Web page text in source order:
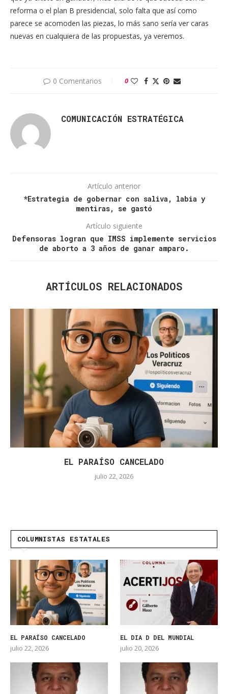
reforma o el plan B presidencial, solo falta que así como
parece se acomoden las piezas, lo más sano sería ver caras
nuevas en cualquiera de las propuestas, ya veremos.
0 Comentarios 0
COMUNICACIÓN ESTRATÉGICA
Artículo anterior
*Estrategia de gobernar con saliva, labia y
mentiras, se gastó
Artículo siguiente
Defensoras logran que IMSS implemente servicios
de aborto a 3 años de ganar amparo.
ARTÍCULOS RELACIONADOS
EL PARAÍSO CANCELADO
julio 22, 2026
COLUMNISTAS ESTATALES
EL PARAÍSO CANCELADO
julio 22, 2026
EL DIA D DEL MUNDIAL
julio 20, 2026